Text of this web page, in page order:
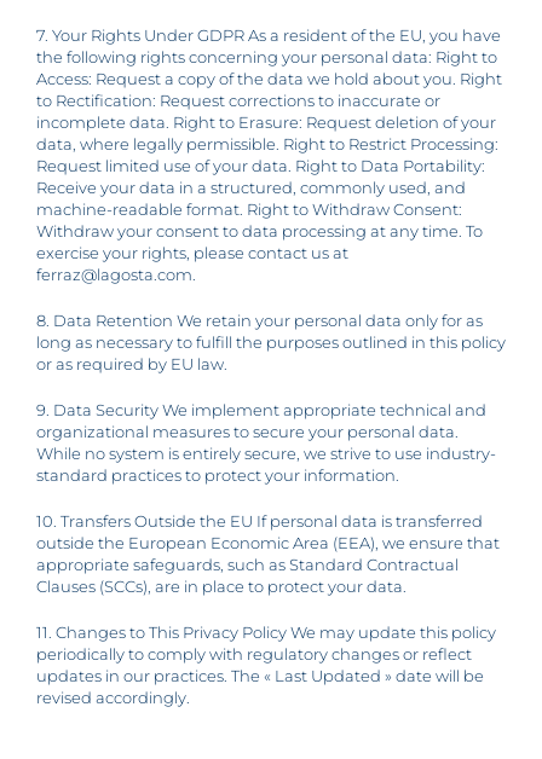
7. Your Rights Under GDPR As a resident of the EU, you have
the following rights concerning your personal data: Right to
Access: Request a copy of the data we hold about you. Right
to Rectification: Request corrections to inaccurate or
incomplete data. Right to Erasure: Request deletion of your
data, where legally permissible. Right to Restrict Processing:
Request limited use of your data. Right to Data Portability:
Receive your data in a structured, commonly used, and
machine-readable format. Right to Withdraw Consent:
Withdraw your consent to data processing at any time. To
exercise your rights, please contact us at
ferraz@lagosta.com.
8. Data Retention We retain your personal data only for as
long as necessary to fulfill the purposes outlined in this policy
or as required by EU law.
9. Data Security We implement appropriate technical and
organizational measures to secure your personal data.
While no system is entirely secure, we strive to use industry-
standard practices to protect your information.
10. Transfers Outside the EU If personal data is transferred
outside the European Economic Area (EEA), we ensure that
appropriate safeguards, such as Standard Contractual
Clauses (SCCs), are in place to protect your data.
11. Changes to This Privacy Policy We may update this policy
periodically to comply with regulatory changes or reflect
updates in our practices. The « Last Updated » date will be
revised accordingly.